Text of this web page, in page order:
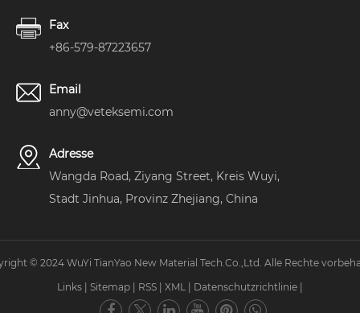
Fax
+86-579-87223657
Email
anny@veteksemi.com
Adresse
Wangda Road, Ziyang Street, Kreis Wuyi,
Stadt Jinhua, Provinz Zhejiang, China
© 2024 WuYi TianYao New Material Tech.Co.,Ltd. Alle Rechte
Links
Sitemap RSS XML Datenschutzrichtlinie